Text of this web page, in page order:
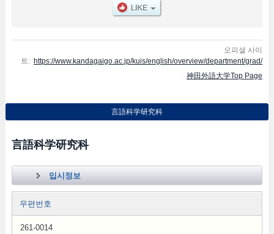
오피셜 사이
트: https://www.kandagaigo.ac.jp/kuis/english/overview/department/grad/
神田外語大学Top Page
言語科学研究科
言語科学研究科
입시정보
우편번호
261-0014